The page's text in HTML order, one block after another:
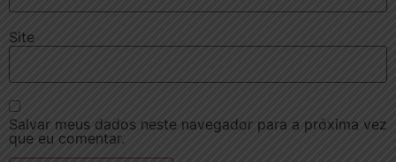
Site
Salvar meus dados neste navegador para a próxima vez
que eu comentar.